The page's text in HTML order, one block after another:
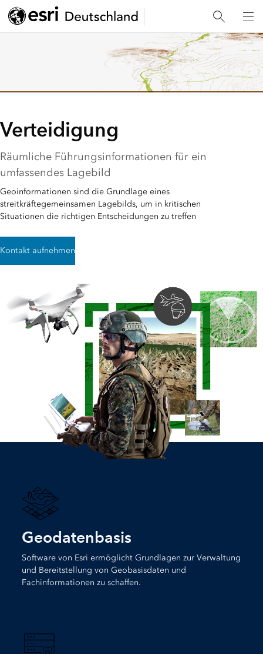
Verteidigung
Räumliche Führungsinformationen für ein
umfassendes Lagebild
Geoinformationen sind die Grundlage eines
streitkräftegemeinsamen Lagebilds, um in kritischen
Situationen die richtigen Entscheidungen zu treffen
Kontakt aufnehmen
Geodatenbasis
Software von Esri ermöglicht Grundlagen zur Verwaltung
und Bereitstellung von Geobasisdaten und
Fachinformationen zu schaffen.